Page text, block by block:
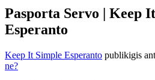
Pasporta Servo | Keep
Esperanto
Keep It Simple Esperanto publikigis
ne?